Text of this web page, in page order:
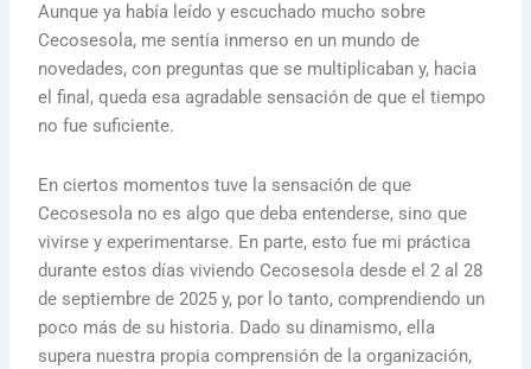
Aunque ya había leído y escuchado mucho sobre
Cecosesola, me sentía inmerso en un mundo de
novedades, con preguntas que se multiplicaban y, hacia
el final, queda esa agradable sensación de que el tiempo
no fue suficiente.
En ciertos momentos tuve la sensación de que
Cecosesola no es algo que deba entenderse, sino que
vivirse y experimentarse. En parte, esto fue mi práctica
durante estos días viviendo Cecosesola desde el 2 al 28
de septiembre de 2025 y, por lo tanto, comprendiendo un
poco más de su historia. Dado su dinamismo, ella
supera nuestra propia comprensión de la organización,